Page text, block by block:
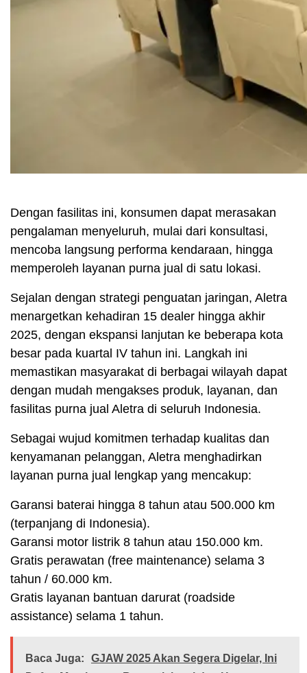
Dengan fasilitas ini, konsumen dapat merasakan
pengalaman menyeluruh, mulai dari konsultasi,
mencoba langsung performa kendaraan, hingga
memperoleh layanan purna jual di satu lokasi.
Sejalan dengan strategi penguatan jaringan, Aletra
menargetkan kehadiran 15 dealer hingga akhir
2025, dengan ekspansi lanjutan ke beberapa kota
besar pada kuartal IV tahun ini. Langkah ini
memastikan masyarakat di berbagai wilayah dapat
dengan mudah mengakses produk, layanan, dan
fasilitas purna jual Aletra di seluruh Indonesia.
Sebagai wujud komitmen terhadap kualitas dan
kenyamanan pelanggan, Aletra menghadirkan
layanan purna jual lengkap yang mencakup:
Garansi baterai hingga 8 tahun atau 500.000 km
(terpanjang di Indonesia).
Garansi motor listrik 8 tahun atau 150.000 km.
Gratis perawatan (free maintenance) selama 3
tahun / 60.000 km.
Gratis layanan bantuan darurat (roadside
assistance) selama 1 tahun.
Baca Juga:
GJAW 2025 Akan Segera Digelar, Ini